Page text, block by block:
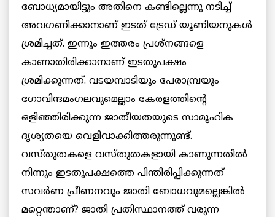
ബോധ്യമായിട്ടും അതിനെ കണ്ടില്ലെന്നു നടിച്ച്
അവഗണിക്കാനാണ് ഇടത് ട്രേഡ് യൂണിയനുകള്‍
ശ്രമിച്ചത്. ഇന്നും ഇത്തരം പ്രശ്നങ്ങളെ
കാണാതിരിക്കാനാണ് ഇടതുപക്ഷം
ശ്രമിക്കുന്നത്. വടയമ്പാടിയും പേരാമ്പ്രയും
ഗോവിന്ദമംഗലവുമെല്ലാം കേരളത്തിന്‍റെ
ഒളിഞ്ഞിരിക്കുന്ന ജാതീയതയുടെ സാമൂഹിക
ദൃശ്യതയെ വെളിവാക്കിത്തരുന്നുണ്ട്.
വസ്തുതകളെ വസ്തുതകളായി കാണുന്നതില്‍
നിന്നും ഇടതുപക്ഷത്തെ പിന്തിരിപ്പിക്കുന്നത്
സവര്‍ണ പ്രീണനവും ജാതി ബോധവുമല്ലെങ്കില്‍
മറ്റെന്താണ്? ജാതി പ്രതിസ്ഥാനത്ത് വരുന്ന